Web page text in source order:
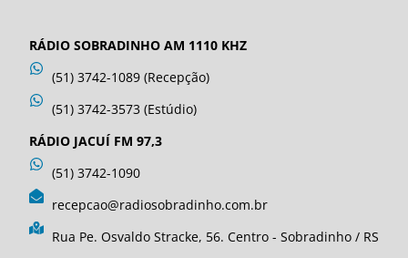
RÁDIO SOBRADINHO AM 1110 KHZ
(51) 3742-1089 (Recepção)
(51) 3742-3573 (Estúdio)
RÁDIO JACUÍ FM 97,3
(51) 3742-1090
recepcao@radiosobradinho.com.br
Rua Pe. Osvaldo Stracke, 56. Centro - Sobradinho / RS